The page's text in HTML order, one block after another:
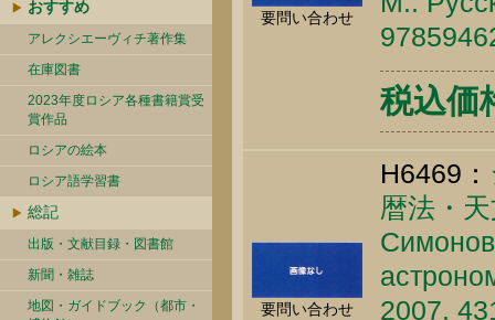
おすすめ
アレクシエーヴィチ著作集
在庫図書
2023年度ロシア各種書籍賞受
賞作品
ロシアの絵本
ロシア語学習書
総記
出版・文献目録・図書館
新聞・雑誌
地図・ガイドブック（都市・
要問い合わせ
税込価
要問い合わせ
H6469：
暦法・
2007.